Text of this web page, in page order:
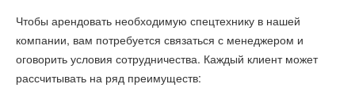
Чтобы арендовать необходимую спецтехнику в нашей
компании, вам потребуется связаться с менеджером и
оговорить условия сотрудничества. Каждый клиент может
рассчитывать на ряд преимуществ: